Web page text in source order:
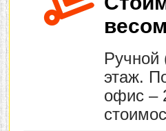
этаж.
офис –